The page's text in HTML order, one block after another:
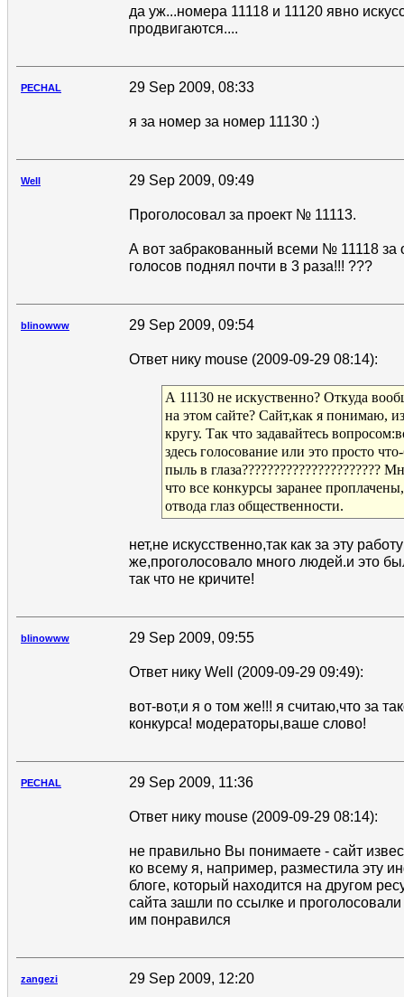
да уж...номера 11118 и 11120 явно
продвигаются....
PECHAL 29 Sep 2009, 08:33
я за номер за номер 11130 :)
Well 29 Sep 2009, 09:49
Проголосовал за проект № 11113.
А вот забракованный всеми № 11118 за
голосов поднял почти в 3 раза!!! ???
blinowww 29 Sep 2009, 09:54
Ответ нику mouse (2009-09-29 08:14):
А 11130 не искуственно? Откуда
на этом сайте? Сайт,как я понимаю,
кругу. Так что задавайтесь
здесь голосование или это просто
пыль в глаза??????????????????????
что все конкурсы заранее
отвода глаз общественности.
нет,не искусственно,так как за эту
же,проголосовало много людей.и это
так что не кричите!
blinowww 29 Sep 2009, 09:55
Ответ нику Well (2009-09-29 09:49):
вот-вот,и я о том же!!! я считаю,что за
конкурса! модераторы,ваше слово!
PECHAL 29 Sep 2009, 11:36
Ответ нику mouse (2009-09-29 08:14):
не правильно Вы понимаете - сайт
ко всему я, например, разместила эту
блоге, который находится на другом
сайта зашли по ссылке и проголосовали
им понравился
zangezi 29 Sep 2009, 12:20